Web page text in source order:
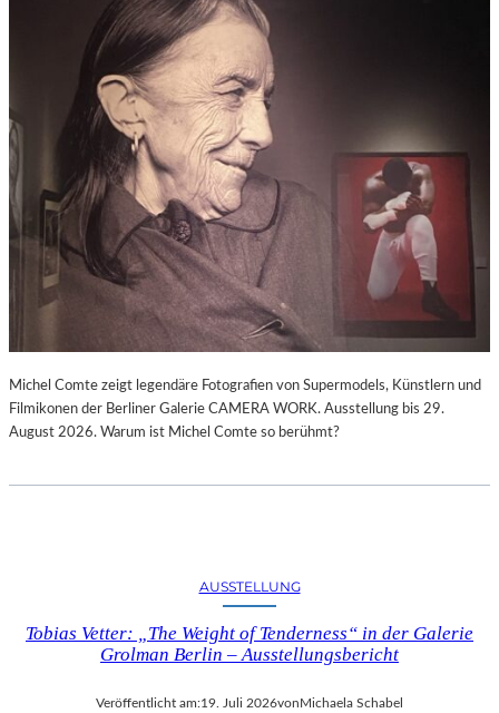
Michel Comte zeigt legendäre Fotografien von Supermodels, Künstlern und
Filmikonen der Berliner Galerie CAMERA WORK. Ausstellung bis 29.
August 2026. Warum ist Michel Comte so berühmt?
AUSSTELLUNG
Tobias Vetter: „The Weight of Tenderness“ in der Galerie
Grolman Berlin – Ausstellungsbericht
Veröffentlicht am:19. Juli 2026von Michaela Schabel